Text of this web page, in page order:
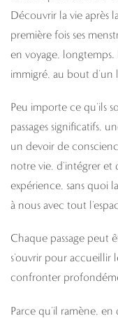
Découvrir la vie après
première fois ses
en voyage, longtemps.
immigré, au bout d’un
Peu importe ce qu’ils
passages significatifs,
un devoir de
notre vie, d’intégrer et
expérience, sans quoi
à nous avec tout
Chaque passage peut
s’ouvrir pour accueillir
confronter
Parce qu’il ramène, en